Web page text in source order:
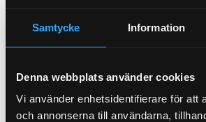
Samtycke Information
Denna webbplats använder cookies
Vi använder enhetsidentifierare för att
och annonserna till användarna,
Oljefilter Longlife
21-M6
21-L12